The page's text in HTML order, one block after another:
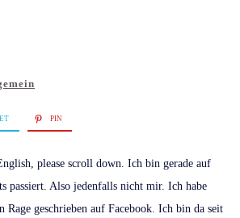
PIN
please scroll down. Ich bin gerade auf
passiert. Also jedenfalls nicht mir. Ich habe
Rage geschrieben auf Facebook. Ich bin da seit